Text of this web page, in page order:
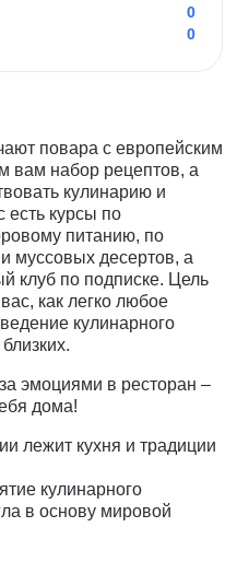
0
0
повара с европейским
вам набор рецептов, а
кулинарию и
есть курсы по
питанию, по
муссовых десертов, а
клуб по подписке. Цель
как легко любое
кулинарного
эмоциями в ресторан –
дома!
лежит кухня и традиции
кулинарного
в основу мировой